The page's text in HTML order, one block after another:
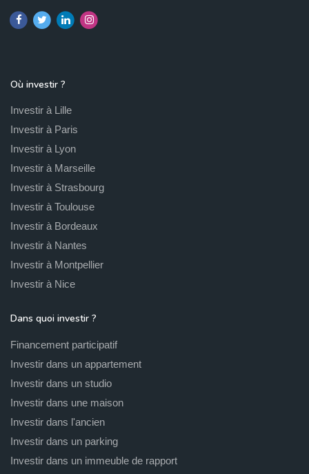
Où investir ?
Investir à Lille
Investir à Paris
Investir à Lyon
Investir à Marseille
Investir à Strasbourg
Investir à Toulouse
Investir à Bordeaux
Investir à Nantes
Investir à Montpellier
Investir à Nice
Dans quoi investir ?
Financement participatif
Investir dans un appartement
Investir dans un studio
Investir dans une maison
Investir dans l'ancien
Investir dans un parking
Investir dans un immeuble de rapport